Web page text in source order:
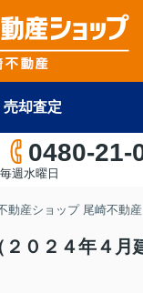
売却査定
0480-21-
毎週水曜日
動産ショップ 尾崎不動産
０２４年４月